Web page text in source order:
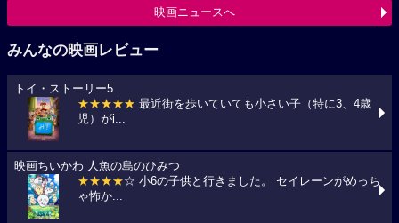
映画ニュースへ
みんなの映画レビュー
トイ・ストーリー5
★★★★★ 最近街を歩いていても小さい子（特に3、4歳
児）がi...
映画ちいかわ 人魚の島のひみつ
★★★★☆ 小6の子供と行きました。 セイレーンがめっち
ゃ怖か...